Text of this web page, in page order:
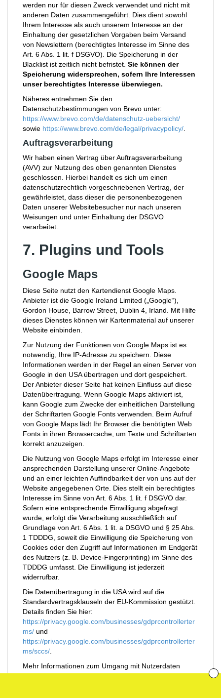
werden nur für diesen Zweck verwendet und nicht mit
anderen Daten zusammengeführt. Dies dient sowohl
Ihrem Interesse als auch unserem Interesse an der
Einhaltung der gesetzlichen Vorgaben beim Versand
von Newslettern (berechtigtes Interesse im Sinne des
Art. 6 Abs. 1 lit. f DSGVO). Die Speicherung in der
Blacklist ist zeitlich nicht befristet. Sie können der
Speicherung widersprechen, sofern Ihre Interessen
unser berechtigtes Interesse überwiegen.
Näheres entnehmen Sie den
Datenschutzbestimmungen von Brevo unter:
https://www.brevo.com/de/datenschutz-uebersicht/
sowie https://www.brevo.com/de/legal/privacypolicy/.
Auftragsverarbeitung
Wir haben einen Vertrag über Auftragsverarbeitung
(AVV) zur Nutzung des oben genannten Dienstes
geschlossen. Hierbei handelt es sich um einen
datenschutzrechtlich vorgeschriebenen Vertrag, der
gewährleistet, dass dieser die personenbezogenen
Daten unserer Websitebesucher nur nach unseren
Weisungen und unter Einhaltung der DSGVO
verarbeitet.
7. Plugins und Tools
Google Maps
Diese Seite nutzt den Kartendienst Google Maps.
Anbieter ist die Google Ireland Limited („Google“),
Gordon House, Barrow Street, Dublin 4, Irland. Mit Hilfe
dieses Dienstes können wir Kartenmaterial auf unserer
Website einbinden.
Zur Nutzung der Funktionen von Google Maps ist es
notwendig, Ihre IP-Adresse zu speichern. Diese
Informationen werden in der Regel an einen Server von
Google in den USA übertragen und dort gespeichert.
Der Anbieter dieser Seite hat keinen Einfluss auf diese
Datenübertragung. Wenn Google Maps aktiviert ist,
kann Google zum Zwecke der einheitlichen Darstellung
der Schriftarten Google Fonts verwenden. Beim Aufruf
von Google Maps lädt Ihr Browser die benötigten Web
Fonts in ihren Browsercache, um Texte und Schriftarten
korrekt anzuzeigen.
Die Nutzung von Google Maps erfolgt im Interesse einer
ansprechenden Darstellung unserer Online-Angebote
und an einer leichten Auffindbarkeit der von uns auf der
Website angegebenen Orte. Dies stellt ein berechtigtes
Interesse im Sinne von Art. 6 Abs. 1 lit. f DSGVO dar.
Sofern eine entsprechende Einwilligung abgefragt
wurde, erfolgt die Verarbeitung ausschließlich auf
Grundlage von Art. 6 Abs. 1 lit. a DSGVO und § 25 Abs.
1 TDDDG, soweit die Einwilligung die Speicherung von
Cookies oder den Zugriff auf Informationen im Endgerät
des Nutzers (z. B. Device-Fingerprinting) im Sinne des
TDDDG umfasst. Die Einwilligung ist jederzeit
widerrufbar.
Die Datenübertragung in die USA wird auf die
Standardvertragsklauseln der EU-Kommission gestützt.
Details finden Sie hier:
https://privacy.google.com/businesses/gdprcontrollerter
ms/ und
https://privacy.google.com/businesses/gdprcontrollerter
ms/sccs/.
Mehr Informationen zum Umgang mit Nutzerdaten
finden Sie in der Datenschutzerklärung von Google: